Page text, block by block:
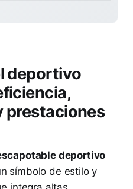
deportivo
prestaciones
deportivo
símbolo de estilo y